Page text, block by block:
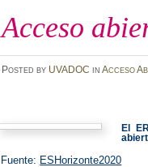
Acceso
Posted by UVADOC in Acceso
El
Fuente: ESHorizonte2020